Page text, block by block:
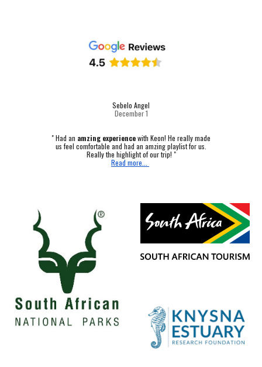
Sebelo Angel
December 1
"Had an amzing experiencewith Keon! He really made
us feel comfortable and had an amzing playlist for us.
Really the highlight of our trip! "
Read more...